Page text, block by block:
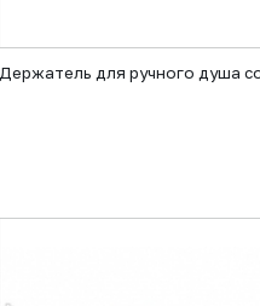
Держатель для ручного душа